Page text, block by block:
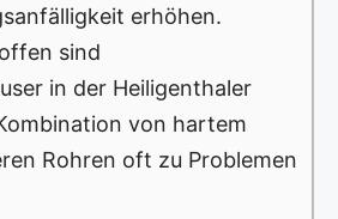
erhöhen.
sind
in der Heiligenthaler
von hartem
Rohren oft zu Problemen